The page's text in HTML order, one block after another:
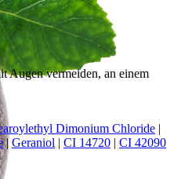
Augen vermeiden, an einem
Dimonium Chloride |
| Geraniol | CI 14720 | CI 42090